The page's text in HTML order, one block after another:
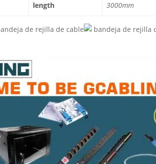
3000mm
length